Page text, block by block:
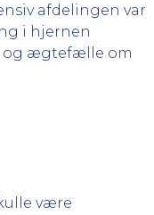
afdelingen var
i hjernen
og ægtefælle om
være